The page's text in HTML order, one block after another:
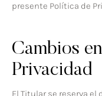
presente Política de
Cambios
Privacidad
El Titular se reserva